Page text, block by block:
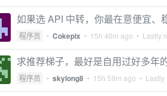
如果选 API 中转，你最在意便宜、
程序员 • Cokepix • 15h 46m ago • Lastly
求推荐梯子，最好是自用过好多年
程序员 • skylong8 • 15h 59m ago •